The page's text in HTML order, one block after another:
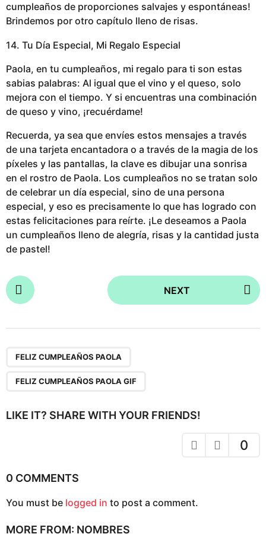
cumpleaños de proporciones salvajes y espontáneas!
Brindemos por otro capítulo lleno de risas.
14. Tu Día Especial, Mi Regalo Especial
Paola, en tu cumpleaños, mi regalo para ti son estas
sabias palabras: Al igual que el vino y el queso, solo
mejora con el tiempo. Y si encuentras una combinación
de queso y vino, ¡recuérdame!
Recuerda, ya sea que envíes estos mensajes a través
de una tarjeta encantadora o a través de la magia de los
píxeles y las pantallas, la clave es dibujar una sonrisa
en el rostro de Paola. Los cumpleaños no se tratan solo
de celebrar un día especial, sino de una persona
especial, y eso es precisamente lo que has logrado con
estas felicitaciones para reírte. ¡Le deseamos a Paola
un cumpleaños lleno de alegría, risas y la cantidad justa
de pastel!
P
o
a
n
NEXT
FELIZ CUMPLEAÑOS PAOLA
FELIZ CUMPLEAÑOS PAOLA GIF
LIKE IT? SHARE WITH YOUR FRIENDS!
0
0 COMMENTS
You must be logged in to post a comment.
MORE FROM: NOMBRES